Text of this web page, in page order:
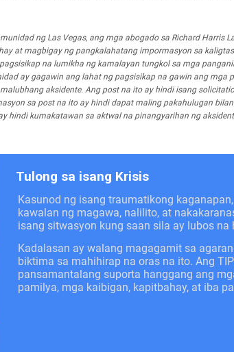
ng Las Vegas, ang mga abogado sa Richard Harris
at magbigay ng pangkalahatang impormasyon sa
na lumikha ng kamalayan tungkol sa mga
ay gagawin ang lahat ng pagsisikap na gawin ang mga
aksidente. Ang post na ito ay hindi isang
sa post na ito ay hindi dapat maling pakahulugan
hindi kumakatawan sa aktwal na pinangyarihan ng
Tulong sa isang Krisis
Kasunod ng isang traumatikong
kawalan ng magawa, nalilito, at
isang sitwasyon kung saan sila ay lubos na
Kadalasan ay walang magagamit sa
biktima sa mahihirap na oras na ito. Ang
pansamantalang suporta hanggang ang
pamilya, mga kaibigan, kapitbahay, at iba